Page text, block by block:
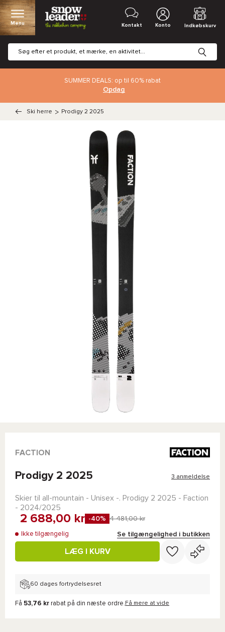
Menu Kontakt Konto Indkøbskurv
SUMMER DEALS: op til 60% rabat
Opdag
Ski herre > Prodigy 2 2025
FACTION
Prodigy 2 2025 3 anmeldelse
Skier til all-mountain - Unisex -. Prodigy 2 2025 - Faction
- 2024/2025
2 688,00 kr -40% 4 481,00 kr
Ikke tilgængelig Se tilgængelighed i butikken
LÆG I KURV
60 dages fortrydelsesret
Få 53,76 kr rabat på din næste ordre. Få mere at vide